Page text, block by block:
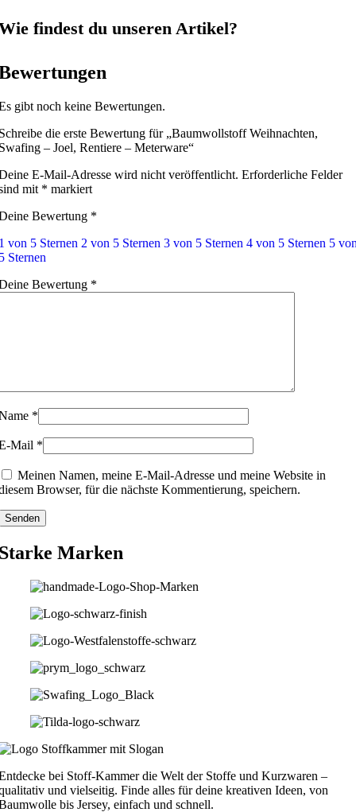
findest du unseren Artikel?
gibt noch keine Bewertungen.
die erste Bewertung für „Baumwollstoff Weihnachten,
– Joel, Rentiere – Meterware“
E-Mail-Adresse wird nicht veröffentlicht. Erforderliche Felder
mit * markiert
Bewertung *
von 5 Sternen 2 von 5 Sternen 3 von 5 Sternen 4 von 5 Sternen 5
Sternen
Bewertung *
*
Mail *
Meinen Namen, meine E-Mail-Adresse und meine Website in
Browser, für die nächste Kommentierung, speichern.
Marken
bei Stoff-Kammer die Welt der Stoffe und Kurzwaren –
und vielseitig. Finde alles für deine kreativen Ideen, von
bis Jersey, einfach und schnell.